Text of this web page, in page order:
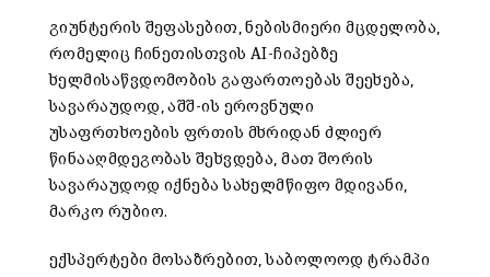
გიუნტერის შეფასებით, ნებისმიერი მცდელობა,
რომელიც ჩინეთისთვის AI-ჩიპებზე
ხელმისაწვდომობის გაფართოებას შეეხება,
სავარაუდოდ, აშშ-ის ეროვნული
უსაფრთხოების ფრთის მხრიდან ძლიერ
წინააღმდეგობას შეხვდება, მათ შორის
სავარაუდოდ იქნება სახელმწიფო მდივანი,
მარკო რუბიო.
ექსპერტები მოსაზრებით, საბოლოოდ ტრამპი